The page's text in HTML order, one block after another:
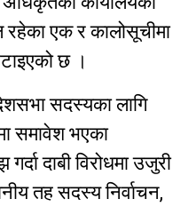
रहेका एक र कालोसूचीमा
छ ।
सदस्यका लागि
समावेश भएका
दाबी विरोधमा उजुरी
तह सदस्य निर्वाचन,